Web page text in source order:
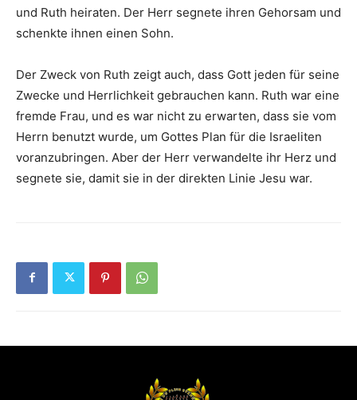
und Ruth heiraten. Der Herr segnete ihren Gehorsam und
schenkte ihnen einen Sohn.
Der Zweck von Ruth zeigt auch, dass Gott jeden für seine
Zwecke und Herrlichkeit gebrauchen kann. Ruth war eine
fremde Frau, und es war nicht zu erwarten, dass sie vom
Herrn benutzt wurde, um Gottes Plan für die Israeliten
voranzubringen. Aber der Herr verwandelte ihr Herz und
segnete sie, damit sie in der direkten Linie Jesu war.